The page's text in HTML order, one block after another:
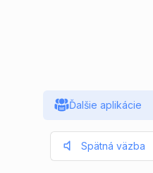
Ďalšie aplikácie
Spätná väzba